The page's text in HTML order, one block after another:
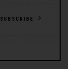
SUBSCRIBE